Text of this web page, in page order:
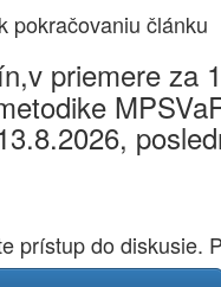
pokračovaniu článku
priemere za
prístup do diskusie.